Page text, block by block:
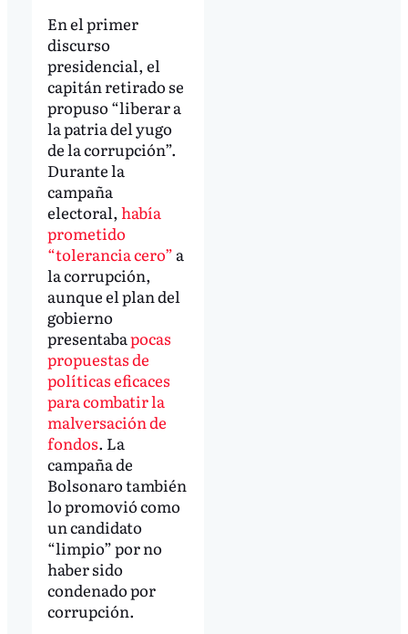
En el primer
discurso
presidencial, el
capitán retirado se
propuso “liberar a
la patria del yugo
de la corrupción”.
Durante la
campaña
electoral, había
prometido
“tolerancia cero” a
la corrupción,
aunque el plan del
gobierno
presentabapocas
propuestas de
políticas eficaces
para combatir la
malversación de
fondos. La
campaña de
Bolsonaro también
lo promovió como
un candidato
“limpio” por no
haber sido
condenado por
corrupción.